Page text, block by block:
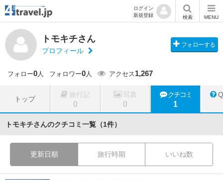
ログイン
新規登録
検索 MENU
トモキチさん
プロフィール
フォローする
フォロー0人 フォロワー0人 アクセス1,267
トップ
旅行記
0
写真
0
クチコミ
1
トモキチさんのクチコミ一覧（1件）
更新日順 旅行時期 いいね数